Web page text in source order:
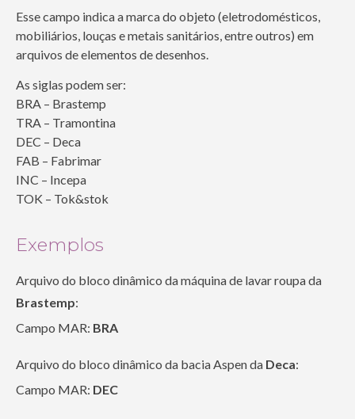
Esse campo indica a marca do objeto (eletrodomésticos,
mobiliários, louças e metais sanitários, entre outros) em
arquivos de elementos de desenhos.
As siglas podem ser:
BRA – Brastemp
TRA – Tramontina
DEC – Deca
FAB – Fabrimar
INC – Incepa
TOK – Tok&stok
Exemplos
Arquivo do bloco dinâmico da máquina de lavar roupa da
Brastemp:
Campo MAR: BRA
Arquivo do bloco dinâmico da bacia Aspen da Deca:
Campo MAR: DEC